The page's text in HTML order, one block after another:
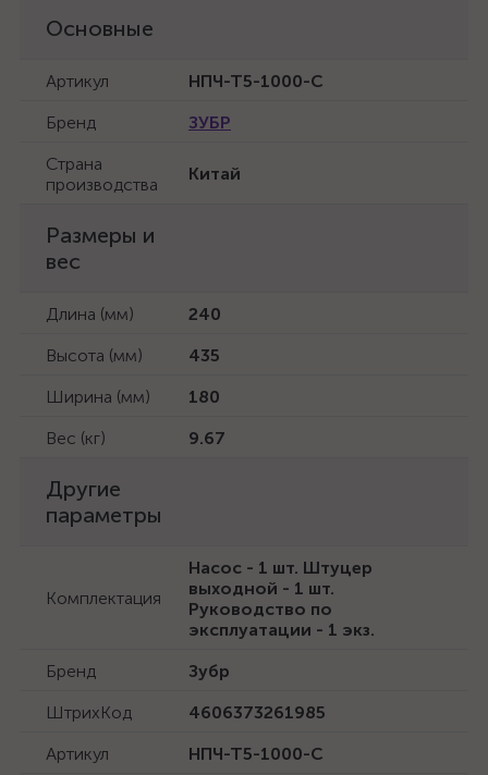
Основные
Артикул
НПЧ-Т5-1000-С
Бренд
ЗУБР
Страна
производства
Китай
Размеры и
вес
Длина (мм)
240
Высота (мм)
435
Ширина (мм)
180
Вес (кг)
9.67
Другие
параметры
Комплектация
Насос - 1 шт. Штуцер
выходной - 1 шт.
Руководство по
эксплуатации - 1 экз.
Бренд
Зубр
ШтрихКод
4606373261985
Артикул
НПЧ-Т5-1000-С